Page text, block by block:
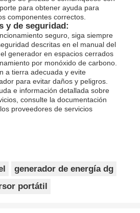
para obtener ayuda para
componentes correctos.
y de seguridad:
seguro, siga siempre
descritas en el manual del
generador en espacios cerrados
por monóxido de carbono.
a tierra adecuada y evite
para evitar daños y peligros.
e información detallada sobre
consulte la documentación
proveedores de servicios
generador de energía dg
portátil